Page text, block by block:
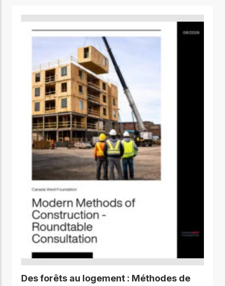
Des forêts au logement : Méthodes de